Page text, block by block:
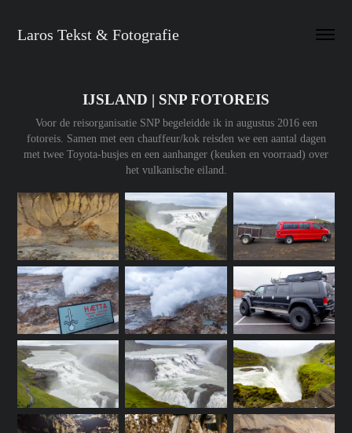
Laros Tekst & Fotografie
IJSLAND | SNP FOTOREIS
Voor de reisorganisatie SNP begeleidde ik in augustus 2016 een
fotoreis. Samen met een chauffeur/kok reisden we een aantal dagen
met twee Toyota-busjes en een aanhanger (keuken en voorraad) over
het vulkanische eiland.